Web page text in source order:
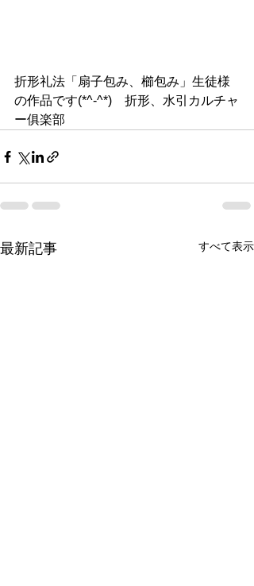
折形礼法「扇子包み、櫛包み」生徒様
の作品です(*^-^*)　折形、水引カルチャ
ー俱楽部
最新記事 すべて表示